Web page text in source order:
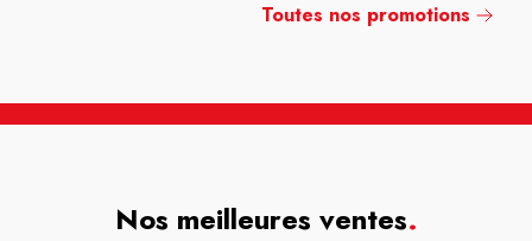
Toutes nos promotions
Nos meilleures ventes.